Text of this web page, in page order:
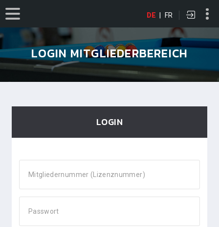
DE | FR
LOGIN MITGLIEDERBEREICH
LOGIN
Mitgliedernummer (Lizenznummer)
Passwort